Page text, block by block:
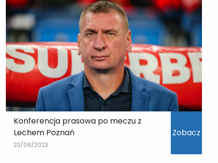
Konferencja prasowa po meczu z
Lechem Poznań
23/09/2023
Zobacz